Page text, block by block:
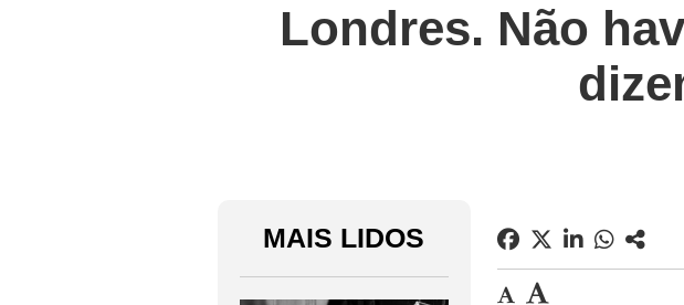
Londres. Não
MAIS LIDOS